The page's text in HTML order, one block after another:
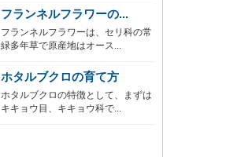
フランネルフラワーの...
フランネルフラワーは、セリ科の常
緑多年草で原産地はオース...
ホタルブクロの育て方
ホタルブクロの特徴として、まずは
キキョウ目、キキョウ科で...